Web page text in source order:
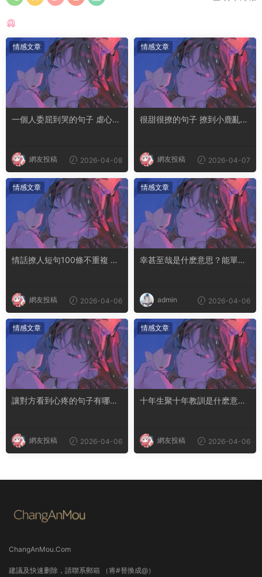
情感文章
一個人委屈到哭的句子 虐心到
網友投稿 2026-04-08
情感文章
很甜很撩的句子 撩到小鹿亂撞
網友投稿 2026-04-07
情感文章
情話撩人短句100條不重複 土
網友投稿 2026-04-06
情感文章
幸甚至哉是什麽意思？能單獨
admin 2026-04-06
情感文章
讓對方看到心疼的句子有哪
網友投稿 2026-04-06
情感文章
十年生聚十年教訓是什麽意思
網友投稿 2026-04-06
ChangAnMou.Com
建議及快速删除，請聯系郵箱 （将#替換成@）